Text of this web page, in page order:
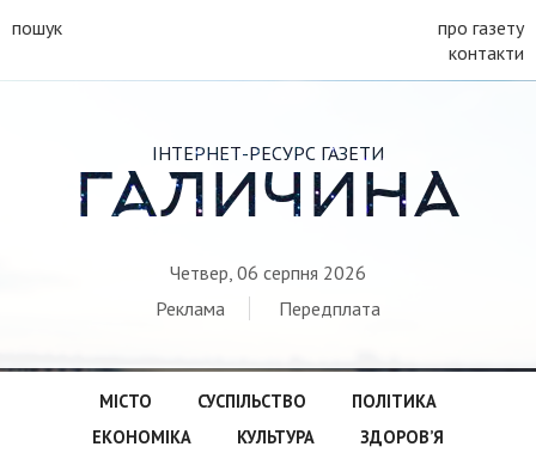
пошук
про газету
контакти
ІНТЕРНЕТ-РЕСУРС ГАЗЕТИ
ГАЛИЧИНА
Четвер, 06 серпня 2026
Реклама
Передплата
МІСТО СУСПІЛЬСТВО
ПОЛІТИКА
ЕКОНОМІКА
КУЛЬТУРА
ЗДОРОВ’Я